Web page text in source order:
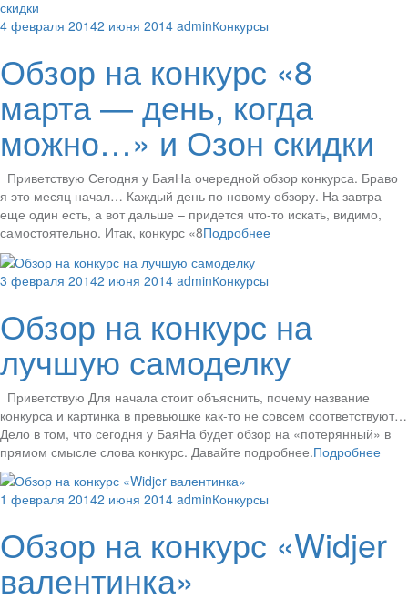
4 февраля 20142 июня 2014 adminКонкурсы
Обзор на конкурс «8
марта — день, когда
можно…» и Озон скидки
Приветствую Сегодня у БаяНа очередной обзор конкурса. Браво
я это месяц начал… Каждый день по новому обзору. На завтра
еще один есть, а вот дальше – придется что-то искать, видимо,
самостоятельно. Итак, конкурс «8Подробнее
3 февраля 20142 июня 2014 adminКонкурсы
Обзор на конкурс на
лучшую самоделку
Приветствую Для начала стоит объяснить, почему название
конкурса и картинка в превьюшке как-то не совсем соответствуют…
Дело в том, что сегодня у БаяНа будет обзор на «потерянный» в
прямом смысле слова конкурс. Давайте подробнее.Подробнее
1 февраля 20142 июня 2014 adminКонкурсы
Обзор на конкурс «Widjer
валентинка»